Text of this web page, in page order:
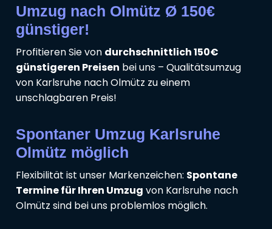
Umzug nach Olmütz Ø 150€
günstiger!
Profitieren Sie von durchschnittlich 150€
günstigeren Preisen bei uns – Qualitätsumzug
von Karlsruhe nach Olmütz zu einem
unschlagbaren Preis!
Spontaner Umzug Karlsruhe
Olmütz möglich
Flexibilität ist unser Markenzeichen: Spontane
Termine für Ihren Umzug von Karlsruhe nach
Olmütz sind bei uns problemlos möglich.